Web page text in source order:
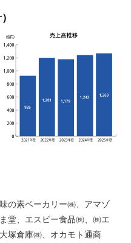
の素ベーカリー㈱、アマゾ
堂、エスビー食品㈱、㈱エ
塚倉庫㈱、オカモト通商